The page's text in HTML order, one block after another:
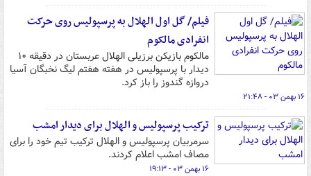
فیلم/ گل اول الهلال به پرسپولیس روی حرکت
انفرادی مالکوم
مالکوم بازیکن برزیلی الهلال عربستان در دقیقه ۱۰
دیدار با پرسپولیس در هفته هفتم لیگ نخبگان آسیا
دروازه گندوز را باز کرد.
۱۶ بهمن ۰۳ - ۲۱:۴۸
ترکیب پرسپولیس و الهلال برای دیدار امشب
سرمربیان پرسپولیس و الهلال ترکیب تیم خود را برای
مصاف امشب اعلام کردند.
۱۶ بهمن ۰۳ - ۱۹:۱۳